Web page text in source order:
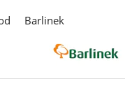
Barlinek